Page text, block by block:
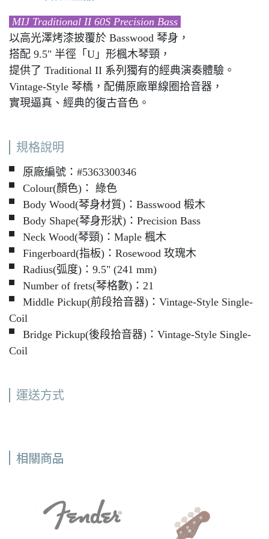
MIJ Traditional II 60S Precision Bass
以高光澤烤漆披覆於 Basswood 琴身，
搭配 9.5" 半徑「U」形楓木琴頸，
提供了 Traditional II 系列獨有的經典演奏體驗。
Vintage-Style 琴橋，配備原廠單線圈拾音器，
實現逼真、經典的復古音色。
規格說明
▘ 原廠編號：#5363300346
▘ Colour(顏色)： 綠色
▘ Body Wood(琴身材質)：Basswood 椴木
▘ Body Shape(琴身形狀)：Precision Bass
▘ Neck Wood(琴頸)：Maple 楓木
▘ Fingerboard(指板)：Rosewood 玫瑰木
▘ Radius(弧度)：9.5" (241 mm)
▘ Number of frets(琴格數)：21
▘ Middle Pickup(前段拾音器)：Vintage-Style Single-
Coil
▘ Bridge Pickup(後段拾音器)：Vintage-Style Single-
Coil
運送方式
相關商品